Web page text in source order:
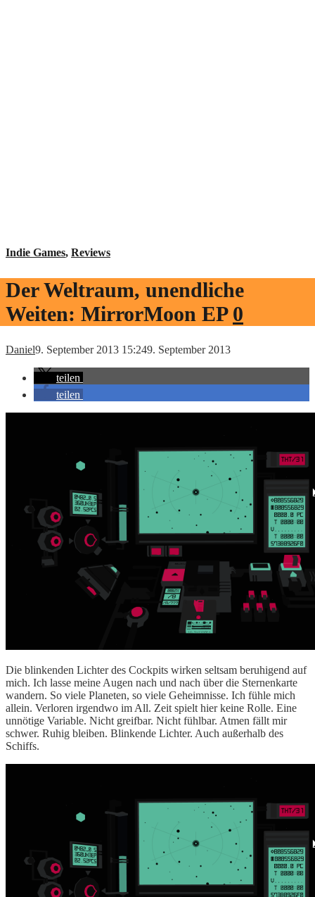
Indie Games, Reviews
Der Weltraum, unendliche
Weiten: MirrorMoon EP 0
Daniel9. September 2013 15:249. September 2013
teilen
teilen
Die blinkenden Lichter des Cockpits wirken seltsam beruhigend auf
mich. Ich lasse meine Augen nach und nach über die Sternenkarte
wandern. So viele Planeten, so viele Geheimnisse. Ich fühle mich
allein. Verloren irgendwo im All. Zeit spielt hier keine Rolle. Eine
unnötige Variable. Nicht greifbar. Nicht fühlbar. Atmen fällt mir
schwer. Ruhig bleiben. Blinkende Lichter. Auch außerhalb des
Schiffs.